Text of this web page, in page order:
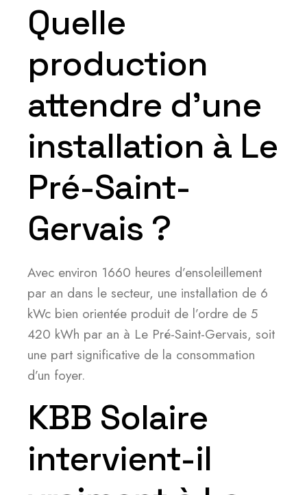
Quelle
production
attendre d’une
installation à Le
Pré-Saint-
Gervais ?
Avec environ 1660 heures d’ensoleillement
par an dans le secteur, une installation de 6
kWc bien orientée produit de l’ordre de 5
420 kWh par an à Le Pré-Saint-Gervais, soit
une part significative de la consommation
d’un foyer.
KBB Solaire
intervient-il